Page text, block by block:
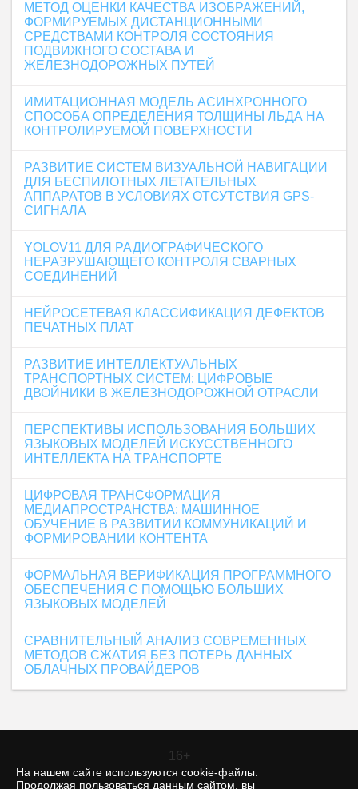
На нашем сайте используются cookie-файлы.
Продолжая пользоваться данным сайтом, вы
МЕТОД ОЦЕНКИ КАЧЕСТВА ИЗОБРАЖЕНИЙ,
ФОРМИРУЕМЫХ ДИСТАНЦИОННЫМИ
СРЕДСТВАМИ КОНТРОЛЯ СОСТОЯНИЯ
ПОДВИЖНОГО СОСТАВА И
ЖЕЛЕЗНОДОРОЖНЫХ ПУТЕЙ
ИМИТАЦИОННАЯ МОДЕЛЬ АСИНХРОННОГО
СПОСОБА ОПРЕДЕЛЕНИЯ ТОЛЩИНЫ ЛЬДА НА
КОНТРОЛИРУЕМОЙ ПОВЕРХНОСТИ
РАЗВИТИЕ СИСТЕМ ВИЗУАЛЬНОЙ НАВИГАЦИИ
ДЛЯ БЕСПИЛОТНЫХ ЛЕТАТЕЛЬНЫХ
АППАРАТОВ В УСЛОВИЯХ ОТСУТСТВИЯ GPS-
СИГНАЛА
YOLOV11 ДЛЯ РАДИОГРАФИЧЕСКОГО
НЕРАЗРУШАЮЩЕГО КОНТРОЛЯ СВАРНЫХ
СОЕДИНЕНИЙ
НЕЙРОСЕТЕВАЯ КЛАССИФИКАЦИЯ ДЕФЕКТОВ
ПЕЧАТНЫХ ПЛАТ
РАЗВИТИЕ ИНТЕЛЛЕКТУАЛЬНЫХ
ТРАНСПОРТНЫХ СИСТЕМ: ЦИФРОВЫЕ
ДВОЙНИКИ В ЖЕЛЕЗНОДОРОЖНОЙ ОТРАСЛИ
ПЕРСПЕКТИВЫ ИСПОЛЬЗОВАНИЯ БОЛЬШИХ
ЯЗЫКОВЫХ МОДЕЛЕЙ ИСКУССТВЕННОГО
ИНТЕЛЛЕКТА НА ТРАНСПОРТЕ
ЦИФРОВАЯ ТРАНСФОРМАЦИЯ
МЕДИАПРОСТРАНСТВА: МАШИННОЕ
ОБУЧЕНИЕ В РАЗВИТИИ КОММУНИКАЦИЙ И
ФОРМИРОВАНИИ КОНТЕНТА
ФОРМАЛЬНАЯ ВЕРИФИКАЦИЯ ПРОГРАММНОГО
ОБЕСПЕЧЕНИЯ С ПОМОЩЬЮ БОЛЬШИХ
ЯЗЫКОВЫХ МОДЕЛЕЙ
СРАВНИТЕЛЬНЫЙ АНАЛИЗ СОВРЕМЕННЫХ
МЕТОДОВ СЖАТИЯ БЕЗ ПОТЕРЬ ДАННЫХ
ОБЛАЧНЫХ ПРОВАЙДЕРОВ
16+